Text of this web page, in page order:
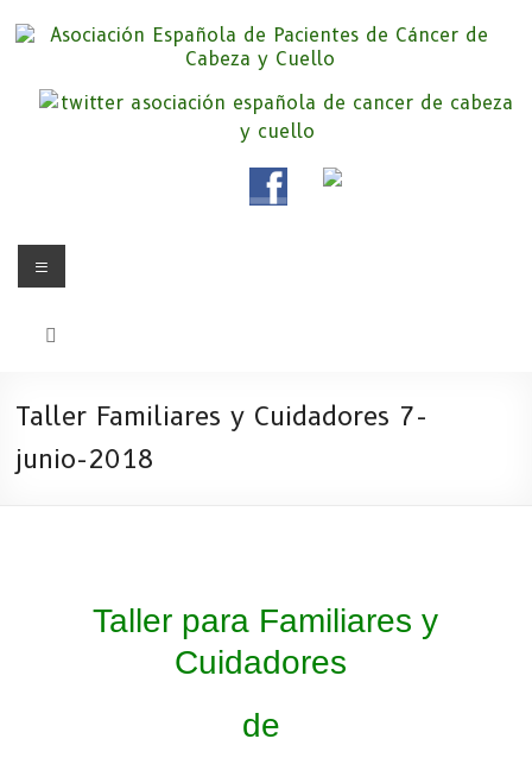
Asociación Española de
Pacientes de Cáncer de Cabeza y
Cuello
Somos la Asociación Española de Pacientes de Cáncer de Cabeza y
cuello «APC», una asociación sin animo de lucro que pretendemos
Menú
Taller Familiares y Cuidadores 7-
junio-2018
Taller para Familiares y
Cuidadores
de